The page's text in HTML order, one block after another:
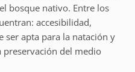
bosque nativo. Entre los
accesibilidad,
ser apta para la natación y
preservación del medio